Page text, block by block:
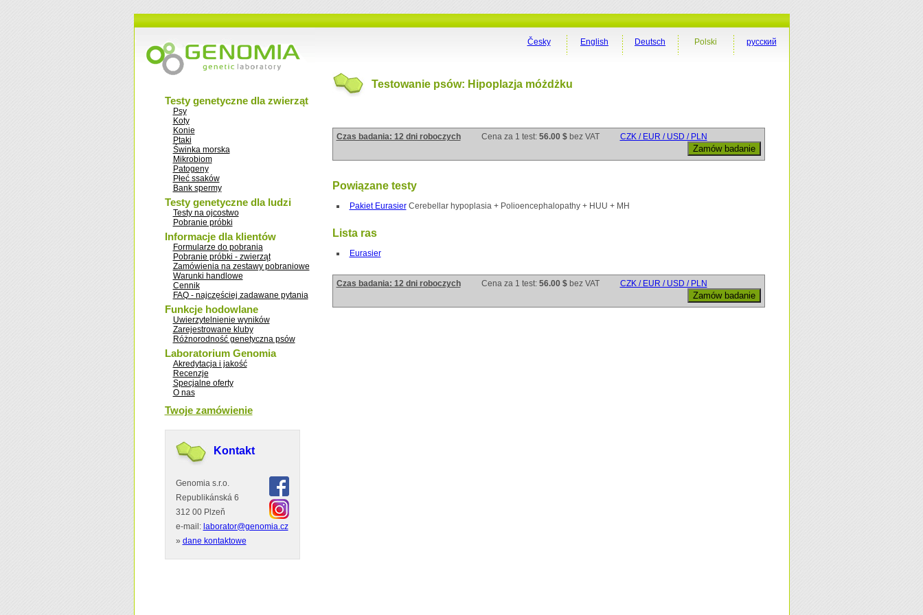
Testy genetyczne dla zwierząt
Psy
Koty
Konie
Ptaki
Świnka morska
Mikrobiom
Patogeny
Płeć ssaków
Bank spermy
Testy genetyczne dla ludzi
Testy na ojcostwo
Pobranie próbki
Informacje dla klientów
Formularze do pobrania
Pobranie próbki - zwierząt
Zamówienia na zestawy pobraniowe
Warunki handlowe
Cennik
FAQ - najczęściej zadawane pytania
Funkcje hodowlane
Uwierzytelnienie wyników
Zarejestrowane kluby
Różnorodność genetyczna psów
Laboratorium Genomia
Akredytacja i jakość
Recenzje
Specjalne oferty
O nas
Twoje zamówienie
Kontakt
Genomia s.r.o.
Republikánská 6
312 00 Plzeň
e-mail: laborator@genomia.cz
» dane kontaktowe
русский
Polski
Deutsch
English
Česky
Testowanie psów: Hipoplazja móżdżku
Czas badania: 12 dni roboczych Cena za 1 test: 56.00 $ bez VAT CZK / EUR / USD / PLN
Powiązane testy
Pakiet EurasierCerebellar hypoplasia + Polioencephalopathy + HUU + MH
Lista ras
Eurasier
Czas badania: 12 dni roboczych Cena za 1 test: 56.00 $ bez VAT CZK / EUR / USD / PLN